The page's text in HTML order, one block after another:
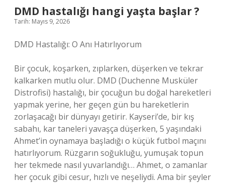
DMD hastalığı hangi yaşta başlar ?
Tarih: Mayıs 9, 2026
DMD Hastalığı: O Anı Hatırlıyorum
Bir çocuk, koşarken, zıplarken, düşerken ve tekrar
kalkarken mutlu olur. DMD (Duchenne Musküler
Distrofisi) hastalığı, bir çocuğun bu doğal hareketleri
yapmak yerine, her geçen gün bu hareketlerin
zorlaşacağı bir dünyayı getirir. Kayseri’de, bir kış
sabahı, kar taneleri yavaşça düşerken, 5 yaşındaki
Ahmet’in oynamaya başladığı o küçük futbol maçını
hatırlıyorum. Rüzgarın soğukluğu, yumuşak topun
her tekmede nasıl yuvarlandığı… Ahmet, o zamanlar
her çocuk gibi cesur, hızlı ve neşeliydi. Ama bir şeyler